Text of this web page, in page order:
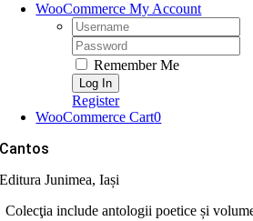
WooCommerce My Account
Username:
Password:
Remember Me
Register
WooCommerce Cart0
Cantos
Editura Junimea, Iași
Colecţia include antologii poetice și